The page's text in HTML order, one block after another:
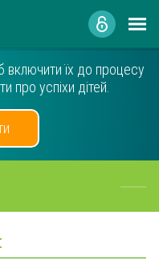
включити їх до процесу
про успіхи дітей.